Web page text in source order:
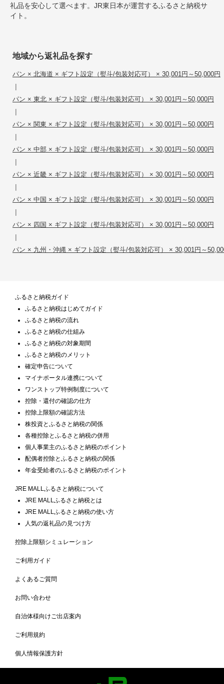
礼品を安心して選べます。JR東日本が運営するふるさと納税サ
イト。
地域から返礼品を探す
パン × 北海道 × ギフト設定（熨斗/包装対応可） × 30,001円～50,000円
|
パン × 東北 × ギフト設定（熨斗/包装対応可） × 30,001円～50,000円
|
パン × 関東 × ギフト設定（熨斗/包装対応可） × 30,001円～50,000円
|
パン × 中部 × ギフト設定（熨斗/包装対応可） × 30,001円～50,000円
|
パン × 近畿 × ギフト設定（熨斗/包装対応可） × 30,001円～50,000円
|
パン × 中国 × ギフト設定（熨斗/包装対応可） × 30,001円～50,000円
|
パン × 四国 × ギフト設定（熨斗/包装対応可） × 30,001円～50,000円
|
パン × 九州・沖縄 × ギフト設定（熨斗/包装対応可） × 30,001円～
ふるさと納税ガイド
ふるさと納税はじめてガイド
ふるさと納税の流れ
ふるさと納税の仕組み
ふるさと納税の対象期間
ふるさと納税のメリット
確定申告について
マイナポータル連携について
ワンストップ特例制度について
控除・還付の確認の仕方
控除上限額の確認方法
株投資とふるさと納税の関係
各種控除とふるさと納税の併用
個人事業主のふるさと納税のポイント
配偶者控除とふるさと納税の関係
年金受給者のふるさと納税のポイント
JRE MALLふるさと納税について
JRE MALLふるさと納税とは
JRE MALLふるさと納税の使い方
人気の返礼品の見つけ方
控除上限額シミュレーション
ご利用ガイド
よくあるご質問
お問い合わせ
自治体様向けご出店案内
ご利用規約
個人情報保護方針